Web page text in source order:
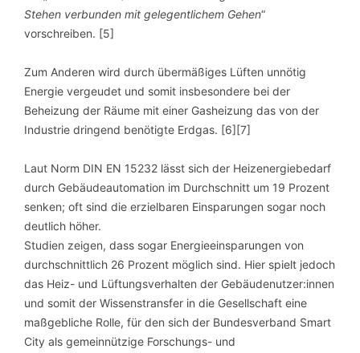
Stehen verbunden mit gelegentlichem Gehen“
vorschreiben. [5]
Zum Anderen wird durch übermäßiges Lüften unnötig
Energie vergeudet und somit insbesondere bei der
Beheizung der Räume mit einer Gasheizung das von der
Industrie dringend benötigte Erdgas. [6][7]
Laut Norm DIN EN 15232 lässt sich der Heizenergiebedarf
durch Gebäudeautomation im Durchschnitt um 19 Prozent
senken; oft sind die erzielbaren Einsparungen sogar noch
deutlich höher.
Studien zeigen, dass sogar Energieeinsparungen von
durchschnittlich 26 Prozent möglich sind. Hier spielt jedoch
das Heiz- und Lüftungsverhalten der Gebäudenutzer:innen
und somit der Wissenstransfer in die Gesellschaft eine
maßgebliche Rolle, für den sich der Bundesverband Smart
City als gemeinnützige Forschungs- und